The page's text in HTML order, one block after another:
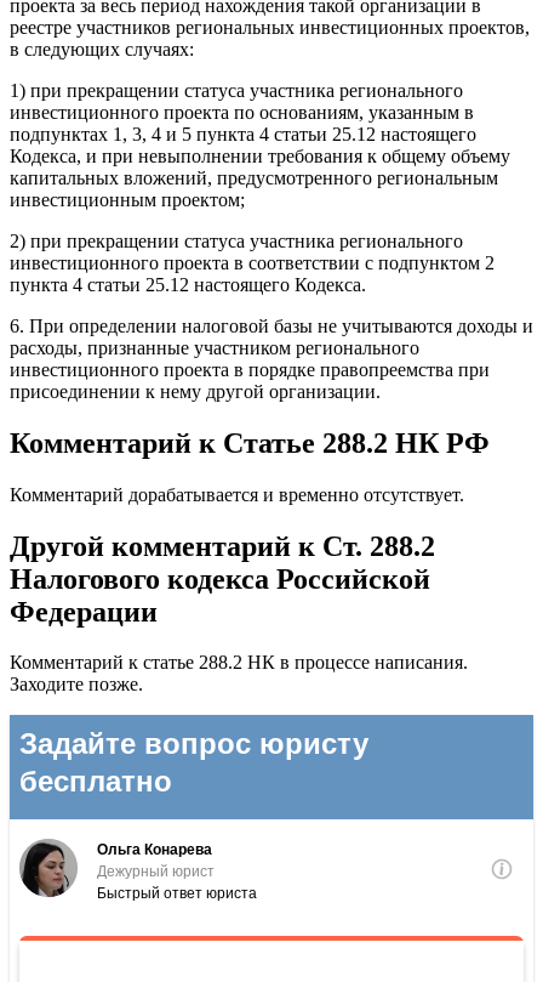
проекта за весь период нахождения такой организации в
реестре участников региональных инвестиционных проектов,
в следующих случаях:
1) при прекращении статуса участника регионального
инвестиционного проекта по основаниям, указанным в
подпунктах 1, 3, 4 и 5 пункта 4 статьи 25.12 настоящего
Кодекса, и при невыполнении требования к общему объему
капитальных вложений, предусмотренного региональным
инвестиционным проектом;
2) при прекращении статуса участника регионального
инвестиционного проекта в соответствии с подпунктом 2
пункта 4 статьи 25.12 настоящего Кодекса.
6. При определении налоговой базы не учитываются доходы и
расходы, признанные участником регионального
инвестиционного проекта в порядке правопреемства при
присоединении к нему другой организации.
Комментарий к Статье 288.2 НК РФ
Комментарий дорабатывается и временно отсутствует.
Другой комментарий к Ст. 288.2
Налогового кодекса Российской
Федерации
Комментарий к статье 288.2 НК в процессе написания.
Заходите позже.